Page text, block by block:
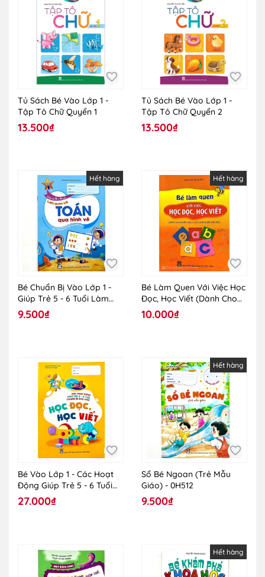
Tủ Sách Bé Vào Lớp 1 -
Tập Tô Chữ Quyển 1
13.500₫
Tủ Sách Bé Vào Lớp 1 -
Tập Tô Chữ Quyển 2
13.500₫
Hết hàng
Bé Chuẩn Bị Vào Lớp 1 -
Giúp Trẻ 5 - 6 Tuổi Làm
Quen Với Toán Qua Hình
Vẽ
9.500₫
Hết hàng
Bé Làm Quen Với Việc Học
Đọc, Học Viết (Dành Cho
Trẻ Mẫu Giáo 5 Tuổi Chuẩn
Bị Vào Lớp 1) - 0H026
10.000₫
Bé Vào Lớp 1 - Các Hoạt
Động Giúp Trẻ 5 - 6 Tuổi
Chuẩn Bị Cho Việc Học
Đọc, Học Viết - 0H333
27.000₫
Hết hàng
Sổ Bé Ngoan (Trẻ Mẫu
Giáo) - 0H512
9.500₫
Hết hàng